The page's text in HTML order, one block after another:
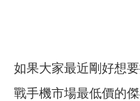
如果大家最近剛好想
戰手機市場最低價的傑